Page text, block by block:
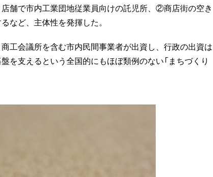
舗で市内工業団地従業員向けの託児所、②商店街の空き
など、主体性を発揮した。
工会議所を含む市内民間事業者が出資し、行政の出資は
を支えるという全国的にもほぼ類例のない「まちづくり